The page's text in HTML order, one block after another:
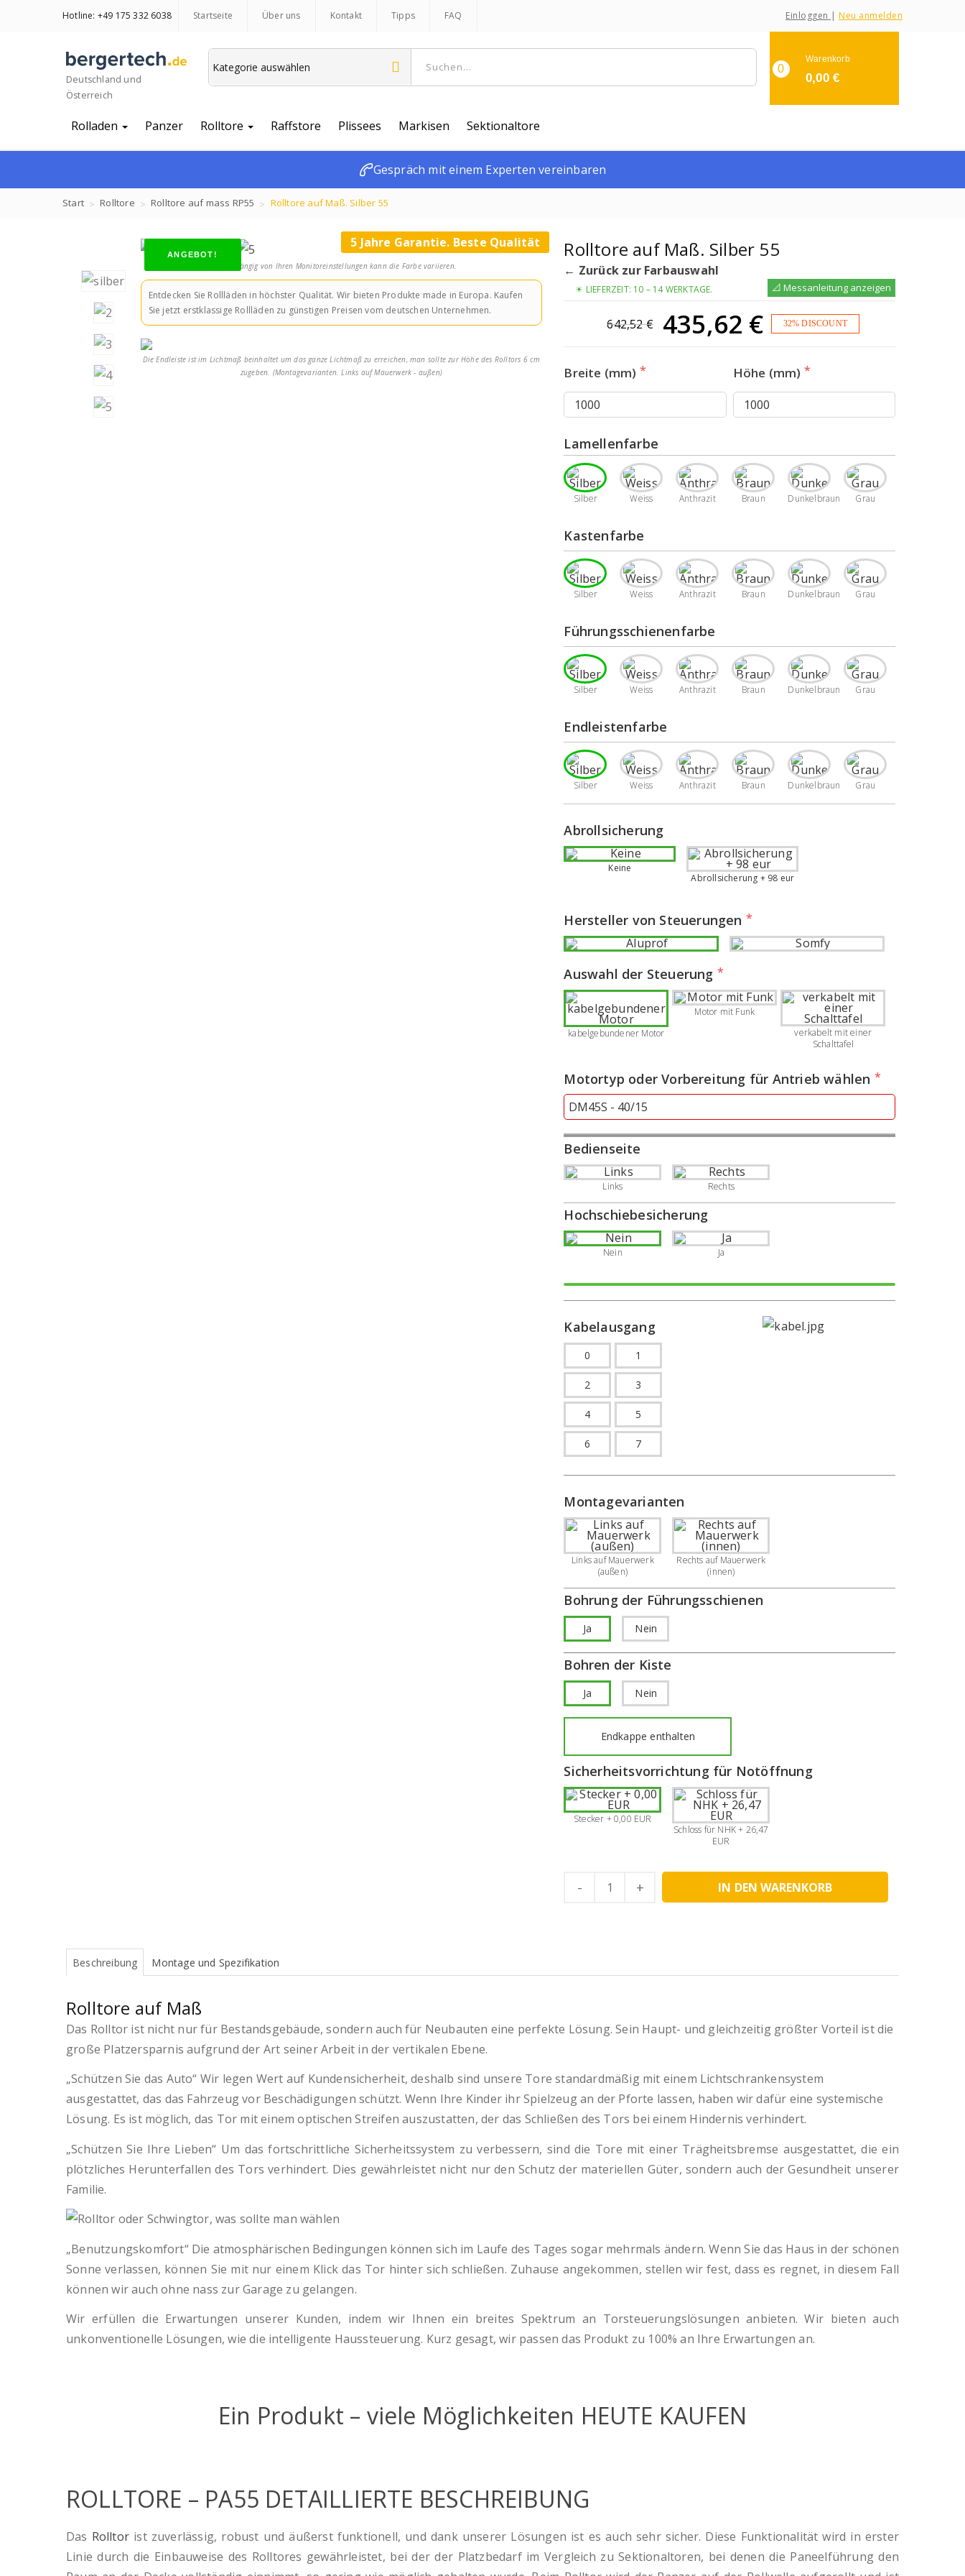
Hotline: +49 175 332 6038 Startseite Über uns Kontakt Tipps FAQ Einloggen | Neu anmelden
Deutschland und
Österreich
0
Warenkorb
0,00 €
Rolladen Panzer Rolltore Raffstore Plissees Markisen Sektionaltore
Gespräch mit einem Experten vereinbaren
Start Rolltore Rolltore auf mass RP55 Rolltore auf Maß. Silber 55
ANGEBOT!
Abhängig von Ihren Monitoreinstellungen kann die Farbe variieren.
Entdecken Sie Rollläden in höchster Qualität. Wir bieten Produkte made in Europa. Kaufen
Sie jetzt erstklassige Rollläden zu günstigen Preisen vom deutschen Unternehmen.
Die Endleiste ist im Lichtmaß beinhaltet um das ganze Lichtmaß zu erreichen, man sollte zur Höhe des Rolltors 6 cm
zugeben. (Montagevarianten. Links auf Mauerwerk - außen)
5 Jahre Garantie. Beste Qualität Rolltore auf Maß. Silber 55
← Zurück zur Farbauswahl
☀ LIEFERZEIT: 10 – 14 WERKTAGE. 📐 Messanleitung anzeigen
642,52€
Ursprünglicher
Preis
war:
642,52 €
435,62 €
Aktueller
Preis
ist:
435,62 €.
32% DISCOUNT
Breite (mm) Höhe (mm)
Lamellenfarbe
Silber Weiss Anthrazit Braun Dunkelbraun Grau
Kastenfarbe
Silber Weiss Anthrazit Braun Dunkelbraun Grau
Führungsschienenfarbe
Silber Weiss Anthrazit Braun Dunkelbraun Grau
Endleistenfarbe
Silber Weiss Anthrazit Braun Dunkelbraun Grau
Abrollsicherung
Keine
Abrollsicherung + 98 eur
Hersteller von Steuerungen
Auswahl der Steuerung
kabelgebundener Motor
Motor mit Funk
verkabelt mit einer
Schalttafel
Motortyp oder Vorbereitung für Antrieb wählen
Bedienseite
Links Rechts
Hochschiebesicherung
Nein Ja
Kabelausgang
0 1
2 3
4 5
6 7
Montagevarianten
Links auf Mauerwerk
(außen)
Rechts auf Mauerwerk
(innen)
Bohrung der Führungsschienen
Ja Nein
Bohren der Kiste
Ja Nein
Endkappe enthalten
Sicherheitsvorrichtung für Notöffnung
Stecker + 0,00 EUR
Schloss für NHK + 26,47
EUR
Quantity IN DEN WARENKORB
Beschreibung Montage und Spezifikation
Rolltore auf Maß
Das Rolltor ist nicht nur für Bestandsgebäude, sondern auch für Neubauten eine perfekte Lösung. Sein Haupt- und gleichzeitig größter Vorteil ist die
große Platzersparnis aufgrund der Art seiner Arbeit in der vertikalen Ebene.
„Schützen Sie das Auto“ Wir legen Wert auf Kundensicherheit, deshalb sind unsere Tore standardmäßig mit einem Lichtschrankensystem
ausgestattet, das das Fahrzeug vor Beschädigungen schützt. Wenn Ihre Kinder ihr Spielzeug an der Pforte lassen, haben wir dafür eine systemische
Lösung. Es ist möglich, das Tor mit einem optischen Streifen auszustatten, der das Schließen des Tors bei einem Hindernis verhindert.
„Schützen Sie Ihre Lieben“ Um das fortschrittliche Sicherheitssystem zu verbessern, sind die Tore mit einer Trägheitsbremse ausgestattet, die ein
plötzliches Herunterfallen des Tors verhindert. Dies gewährleistet nicht nur den Schutz der materiellen Güter, sondern auch der Gesundheit unserer
Familie.
„Benutzungskomfort“ Die atmosphärischen Bedingungen können sich im Laufe des Tages sogar mehrmals ändern. Wenn Sie das Haus in der schönen
Sonne verlassen, können Sie mit nur einem Klick das Tor hinter sich schließen. Zuhause angekommen, stellen wir fest, dass es regnet, in diesem Fall
können wir auch ohne nass zur Garage zu gelangen.
Wir erfüllen die Erwartungen unserer Kunden, indem wir Ihnen ein breites Spektrum an Torsteuerungslösungen anbieten. Wir bieten auch
unkonventionelle Lösungen, wie die intelligente Haussteuerung. Kurz gesagt, wir passen das Produkt zu 100% an Ihre Erwartungen an.
Ein Produkt – viele Möglichkeiten HEUTE KAUFEN
ROLLTORE – PA55 DETAILLIERTE BESCHREIBUNG
Das Rolltor ist zuverlässig, robust und äußerst funktionell, und dank unserer Lösungen ist es auch sehr sicher. Diese Funktionalität wird in erster
Linie durch die Einbauweise des Rolltores gewährleistet, bei der der Platzbedarf im Vergleich zu Sektionaltoren, bei denen die Paneelführung den